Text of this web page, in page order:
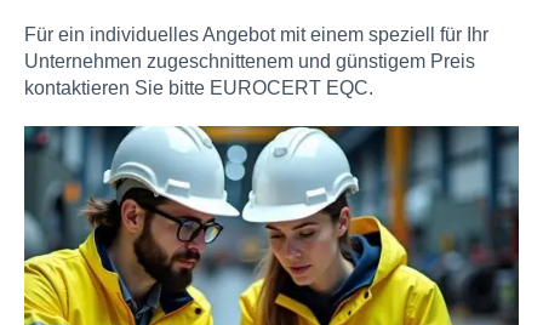
Für ein individuelles Angebot mit einem speziell für Ihr
Unternehmen zugeschnittenem und günstigem Preis
kontaktieren Sie bitte EUROCERT EQC.